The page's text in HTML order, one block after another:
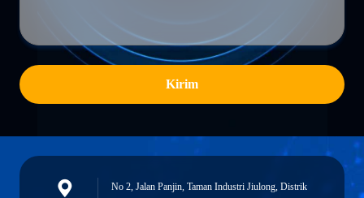
Kirim
No 2, Jalan Panjin, Taman Industri Jiulong, Distrik